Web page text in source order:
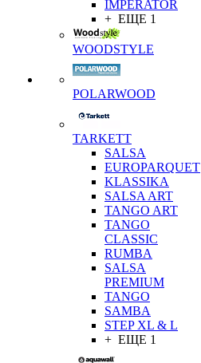
IMPERATOR
+ ЕЩЕ 1
WOODSTYLE
POLARWOOD
TARKETT
SALSA
EUROPARQUET
KLASSIKA
SALSA ART
TANGO ART
TANGO
CLASSIC
RUMBA
SALSA
PREMIUM
TANGO
SAMBA
STEP XL & L
+ ЕЩЕ 1